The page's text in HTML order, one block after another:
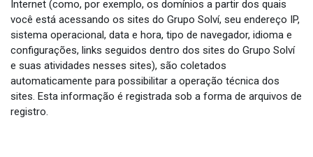
Internet (como, por exemplo, os domínios a partir dos quais
você está acessando os sites do Grupo Solví, seu endereço IP,
sistema operacional, data e hora, tipo de navegador, idioma e
configurações, links seguidos dentro dos sites do Grupo Solví
e suas atividades nesses sites), são coletados
automaticamente para possibilitar a operação técnica dos
sites. Esta informação é registrada sob a forma de arquivos de
registro.